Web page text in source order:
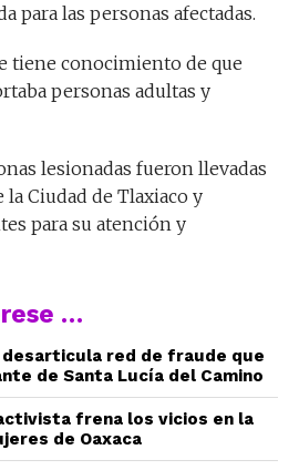
para las personas afectadas.
tiene conocimiento de que
personas adultas y
lesionadas fueron llevadas
Ciudad de Tlaxiaco y
para su atención y
…
red de fraude que
de Santa Lucía del Camino
frena los vicios en la
de Oaxaca